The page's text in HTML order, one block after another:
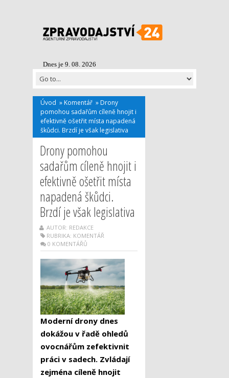
Dnes je 9. 08. 2026
Úvod » Komentář » Drony
pomohou sadařům cíleně hnojit i
efektivně ošetřit místa napadená
škůdci. Brzdí je však legislativa
Drony pomohou
sadařům cíleně hnojit i
efektivně ošetřit místa
napadená škůdci.
Brzdí je však legislativa
AUTOR: REDAKCE
RUBRIKA: KOMENTÁŘ
0 KOMENTÁŘŮ
Moderní drony dnes
dokážou v řadě ohledů
ovocnářům zefektivnit
práci v sadech. Zvládají
zejména cíleně hnojit